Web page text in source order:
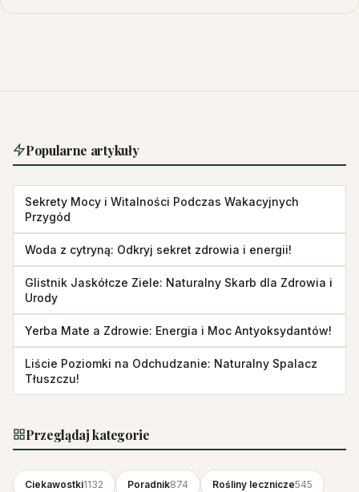
Popularne artykuły
Sekrety Mocy i Witalności Podczas Wakacyjnych
Przygód
Woda z cytryną: Odkryj sekret zdrowia i energii!
Glistnik Jaskółcze Ziele: Naturalny Skarb dla Zdrowia i
Urody
Yerba Mate a Zdrowie: Energia i Moc Antyoksydantów!
Liście Poziomki na Odchudzanie: Naturalny Spalacz
Tłuszczu!
Przeglądaj kategorie
Ciekawostki1132 Poradnik874 Rośliny lecznicze545